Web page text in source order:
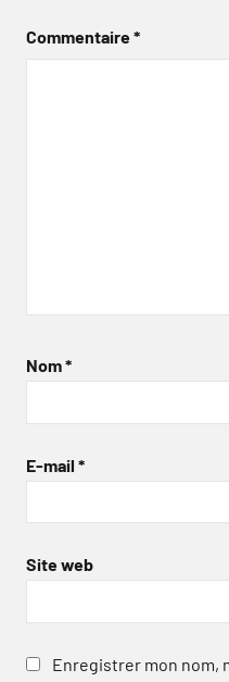
Commentaire*
Nom*
E-mail *
Site web
Enregistrer mon nom,